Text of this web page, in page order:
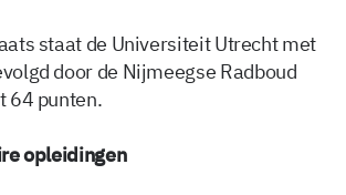
staat de Universiteit Utrecht met
door de Nijmeegse Radboud
64 punten.
opleidingen